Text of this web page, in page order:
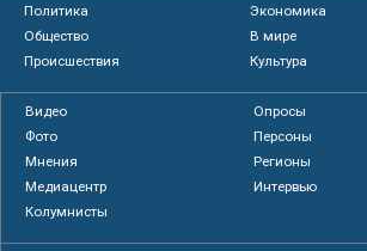
Политика
Экономика
Общество
В мире
Происшествия
Культура
Видео
Опросы
Фото
Персоны
Мнения
Регионы
Медиацентр
Интервью
Колумнисты